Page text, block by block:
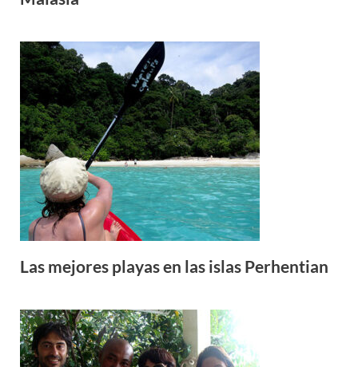
Las mejores playas en las islas Perhentian